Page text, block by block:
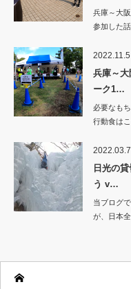
兵庫～大
参加した
2022.11.5
兵庫～
ーク1…
必要なも
行動食は
2022.03.7
日光の
う v…
当ブログ
が、日本